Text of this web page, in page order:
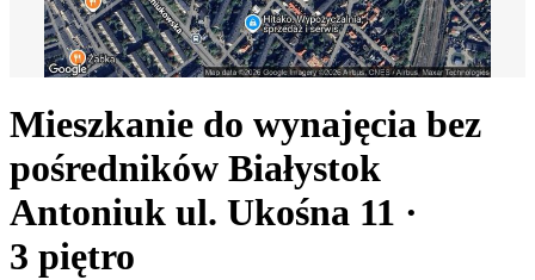
Mieszkanie do wynajęcia bez
pośredników Białystok
Antoniuk ul. Ukośna 11 ·
3 piętro